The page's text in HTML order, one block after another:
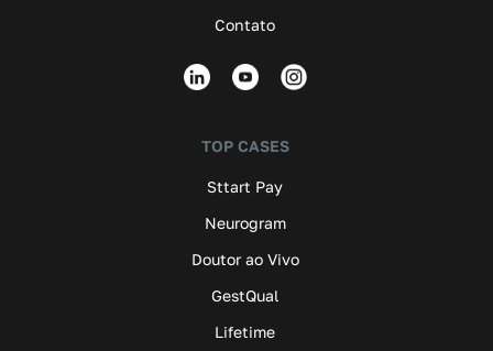
Contato
TOP CASES
Sttart Pay
Neurogram
Doutor ao Vivo
GestQual
Lifetime